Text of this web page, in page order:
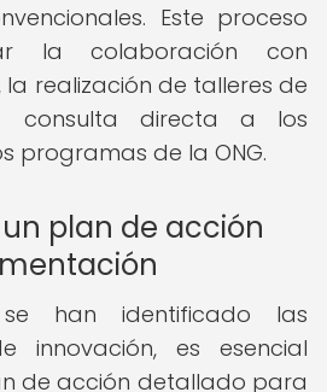
Este proceso
la colaboración con
la realización de talleres de
consulta directa a los
programas de la ONG.
plan de acción
han identificado las
innovación, es esencial
de acción detallado para